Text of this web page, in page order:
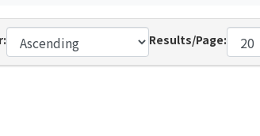
Results/Page: